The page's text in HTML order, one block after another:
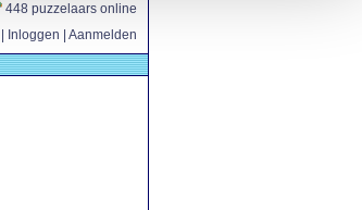
448 puzzelaars online
Inloggen Aanmelden